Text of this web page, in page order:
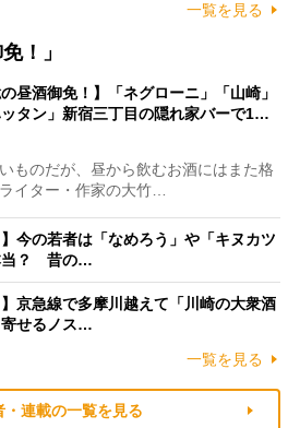
一覧を見る
！」
の昼酒御免！】「ネグローニ」「山崎」
ッタン」新宿三丁目の隠れ家バーで1…
ものだが、昼から飲むお酒にはまた格
イター・作家の大竹…
】今の若者は「なめろう」や「キヌカツ
当？ 昔の…
】京急線で多摩川越えて「川崎の大衆酒
せるノス…
一覧を見る
・連載の一覧を見る